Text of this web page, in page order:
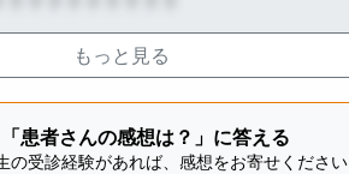
もっと見る
「患者さんの感想は？」に答える
の受診経験があれば、感想をお寄せください